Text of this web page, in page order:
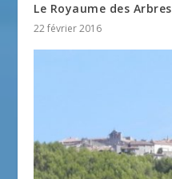
Le Royaume des Arbres
22 février 2016